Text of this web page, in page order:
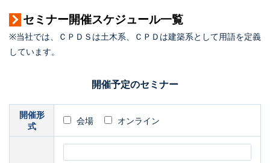
セミナー開催スケジュール一覧
※当社では、ＣＰＤＳは土木系、ＣＰＤは建築系として用語を定義
しています。
開催予定のセミナー
開催形
式
会場 オンライン